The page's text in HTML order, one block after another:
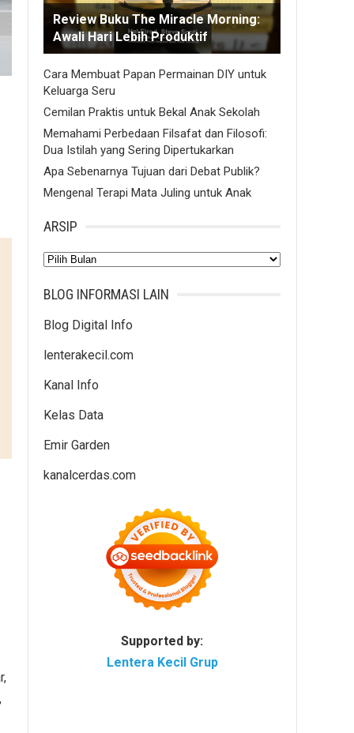
Review Buku The Miracle Morning:
Awali Hari Lebih Produktif
Cara Membuat Papan Permainan DIY untuk
Keluarga Seru
Cemilan Praktis untuk Bekal Anak Sekolah
Memahami Perbedaan Filsafat dan Filosofi:
Dua Istilah yang Sering Dipertukarkan
Apa Sebenarnya Tujuan dari Debat Publik?
Mengenal Terapi Mata Juling untuk Anak
ARSIP
Arsip
BLOG INFORMASI LAIN
Blog Digital Info
lenterakecil.com
Kanal Info
Kelas Data
Emir Garden
kanalcerdas.com
Supported by:
Lentera Kecil Grup